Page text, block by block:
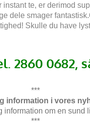
te, er derimod
dele smager fantastisk.
Skulle du have
2860 0682,
***
information i vores
information om en sund
***